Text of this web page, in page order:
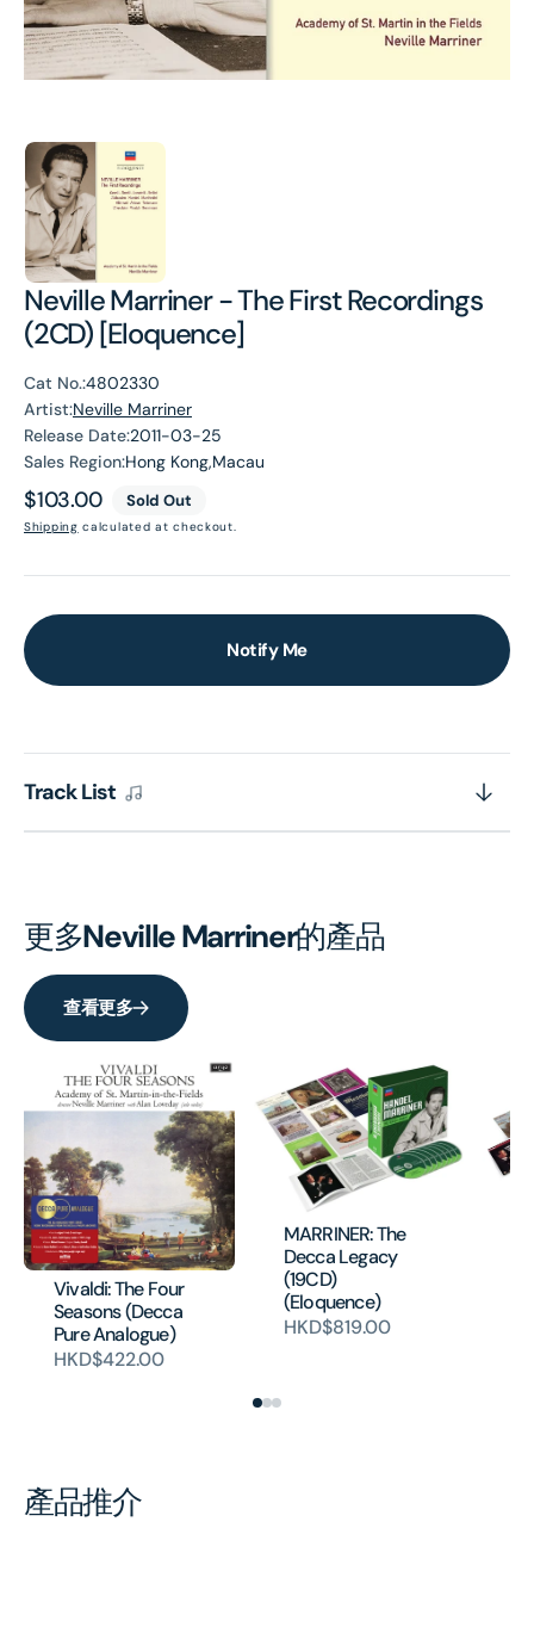
Neville Marriner - The First Recordings
(2CD) [Eloquence]
Cat No.:4802330
Artist:Neville Marriner
Release Date:2011-03-25
Sales Region:Hong Kong,Macau
Regular
price
$103.00 Sold Out
Shipping calculated at checkout.
Notify Me
Track List
更多Neville Marriner的產品
查看更多
Vivaldi: The Four
Seasons (Decca
Pure Analogue)
HKD$422.00
MARRINER: The
Decca Legacy
(19CD)
(Eloquence)
HKD$819.00
產品推介